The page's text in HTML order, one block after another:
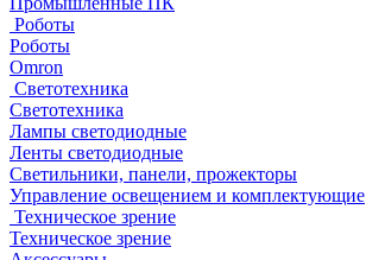
Роботы
Роботы
Omron
Светотехника
Светотехника
Лампы светодиодные
Ленты светодиодные
Светильники, панели, прожекторы
Управление освещением и комплектующие
Техническое зрение
Техническое зрение